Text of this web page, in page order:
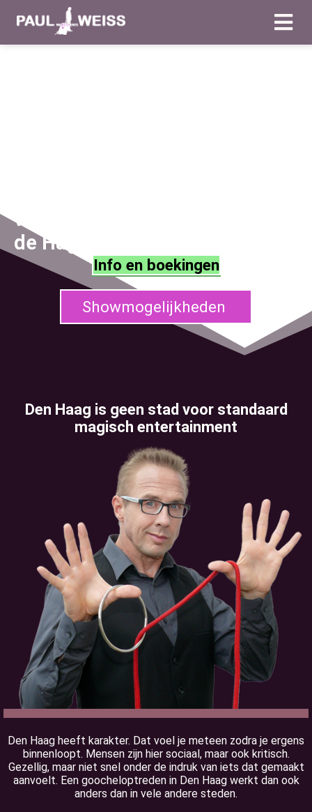
verwachtingen van
deHagenezen overtreft
Info en boekingen
Showmogelijkheden
Den Haag is geen stad voor standaard
magisch entertainment
Den Haag heeft karakter. Dat voel je meteen zodra je ergens
binnenloopt. Mensen zijn hier sociaal, maar ook kritisch.
Gezellig, maar niet snel onder de indruk van iets dat gemaakt
aanvoelt. Een goocheloptreden in Den Haag werkt dan ook
anders dan in vele andere steden.